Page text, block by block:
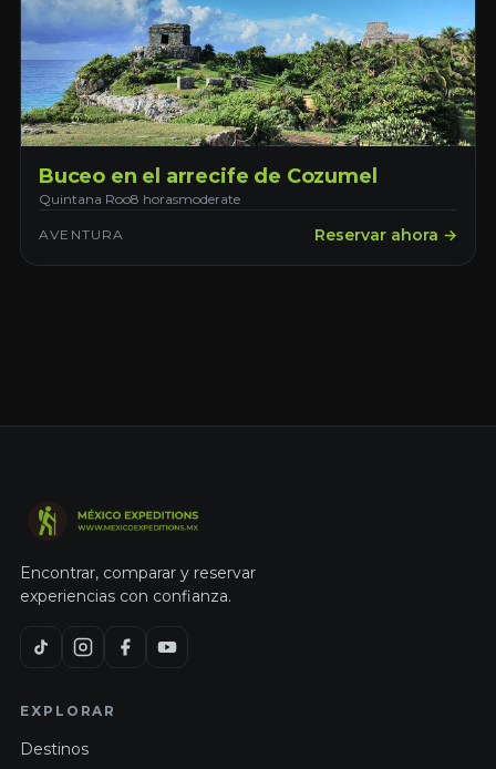
Buceo en el arrecife de Cozumel
Quintana Roo8 horasmoderate
AVENTURA Reservar ahora →
Encontrar, comparar y reservar
experiencias con confianza.
EXPLORAR
Destinos